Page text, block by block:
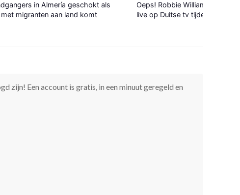
in Almería geschokt als
migranten aan land komt
Oeps! Robbie Williams verliest
live op Duitse tv tijdens WK-
zijn! Een account is gratis, in een minuut geregeld en